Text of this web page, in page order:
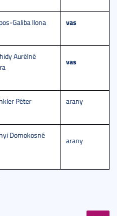
Galiba Ilona vas
Aurélné
vas
Péter arany
Domokosné
arany